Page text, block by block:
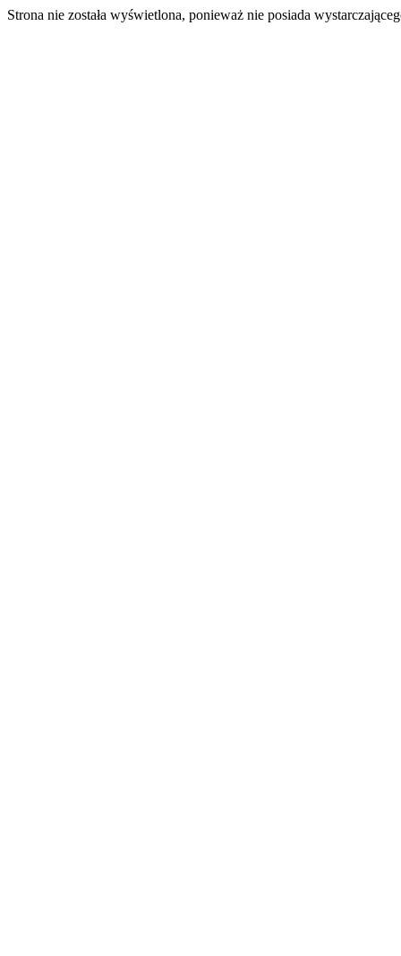
Strona nie została wyświetlona, ponieważ nie posiada